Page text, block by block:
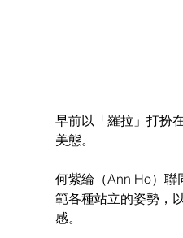
早前以「羅拉」打扮
美態。
何紫綸（Ann Ho）聯
範各種站立的姿勢，
感。